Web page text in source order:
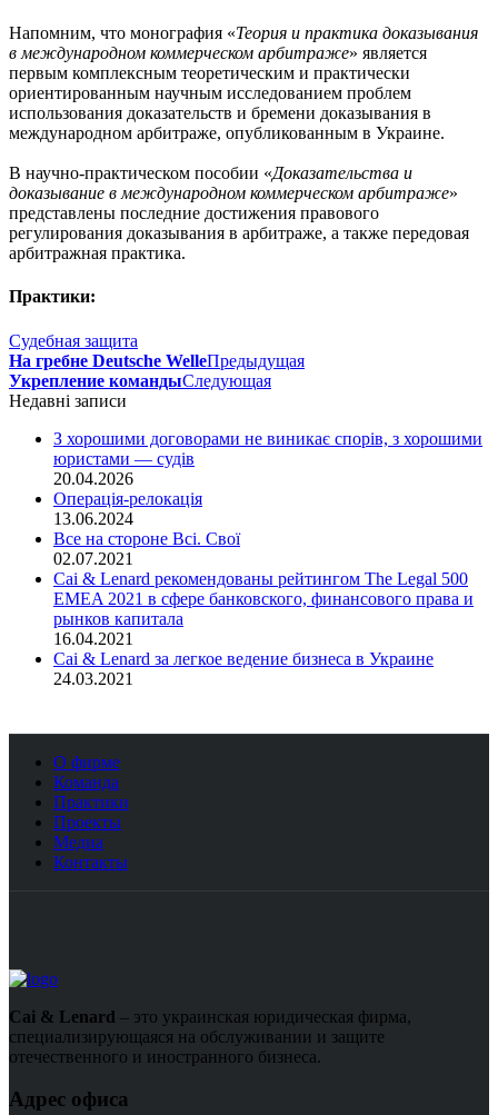
Напомним, что монография «Теория и практика доказывания
в международном коммерческом арбитраже» является
первым комплексным теоретическим и практически
ориентированным научным исследованием проблем
использования доказательств и бремени доказывания в
международном арбитраже, опубликованным в Украине.
В научно-практическом пособии «Доказательства и
доказывание в международном коммерческом арбитраже»
представлены последние достижения правового
регулирования доказывания в арбитраже, а также передовая
арбитражная практика.
Практики:
Судебная защита
На гребне Deutsche WelleПредыдущая
Укрепление командыСледующая
Недавні записи
З хорошими договорами не виникає спорів, з хорошими
юристами — судів
20.04.2026
Операція-релокація
13.06.2024
Все на стороне Всі. Свої
02.07.2021
Cai & Lenard рекомендованы рейтингом The Legal 500
EMEA 2021 в сфере банковского, финансового права и
рынков капитала
16.04.2021
Cai & Lenard за легкое ведение бизнеса в Украине
24.03.2021
О фирме
Команда
Практики
Проекты
Медиа
Контакты
Cai & Lenard – это украинская юридическая фирма,
специализирующаяся на обслуживании и защите
отечественного и иностранного бизнеса.
Адрес офиса